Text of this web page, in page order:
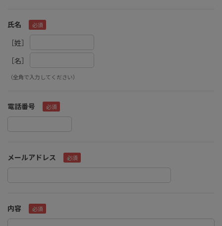
氏名
［姓］
［名］
（全角で入力してください）
電話番号
メールアドレス
内容